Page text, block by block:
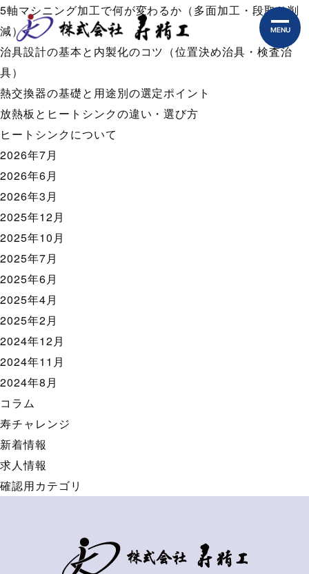
MENU
5軸マシニング加工で何が変わるか（多面加工・段取り削
減）
治具設計の基本と内製化のコツ（位置決め治具・検査治
具）
熱交換器の基礎と用途別の選定ポイント
放熱板とヒートシンクの違い・選び方
ヒートシンクについて
2026年7月
2026年6月
2026年3月
2025年12月
2025年10月
2025年7月
2025年6月
2025年4月
2025年2月
2024年12月
2024年11月
2024年8月
コラム
寿チャレンジ
新着情報
求人情報
確認用カテゴリ